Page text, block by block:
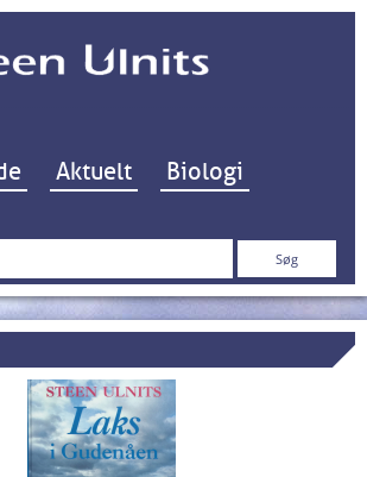
Hop til indhold
Aktuelt Biologi